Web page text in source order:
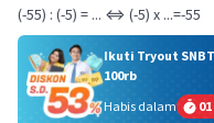
(-55) : (-5) = ... ⇔ (-5) x ...=-55
Ikuti Tryout
100rb
Habis dalam
01